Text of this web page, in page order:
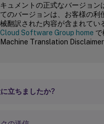
ュメントの正式なバージョン
のバージョンは、お客様の利
翻訳された内容が含まれてい
Cloud Software Group home
Translation
立ちましたか?